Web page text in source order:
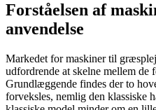
Forståelsen af
anvendelse
Markedet for maskiner til
udfordrende at skelne mellem de
Grundlæggende findes der to
forveksles, nemlig den klassiske